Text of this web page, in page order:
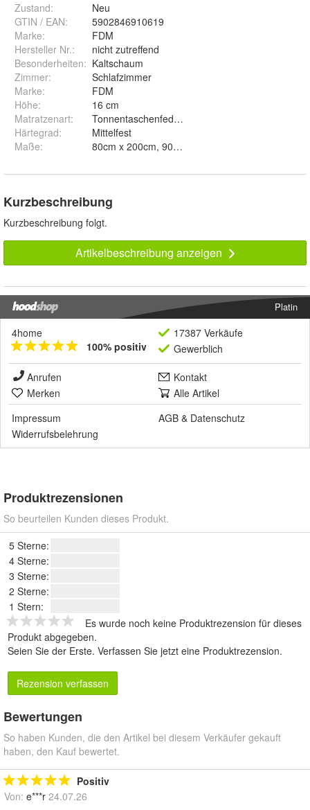
Zustand:
Neu
GTIN / EAN:
5902846910619
Marke:
FDM
Hersteller Nr.:
nicht zutreffend
Besonderheiten: Kaltschaum
Zimmer:
Schlafzimmer
Marke:
FDM
Höhe:
16 cm
Matratzenart:
Tonnentaschenfederkern
Härtegrad:
Mittelfest
Maße:
Kurzbeschreibung
Kurzbeschreibung folgt.
Artikelbeschreibung anzeigen
Platin
4home
100% positiv
17387 Verkäufe
Gewerblich
Anrufen
Kontakt
Merken
Alle Artikel
Impressum
AGB & Datenschutz
Widerrufsbelehrung
Produktrezensionen
So beurteilen Kunden dieses Produkt.
5 Sterne:
4 Sterne:
3 Sterne:
2 Sterne:
1 Stern:
Es wurde noch keine Produktrezension für dieses
Produkt abgegeben.
Seien Sie der Erste. Verfassen Sie jetzt eine Produktrezension.
Rezension verfassen
Bewertungen
So haben Kunden, die den Artikel bei diesem Verkäufer gekauft
haben, den Kauf bewertet.
Positiv
Von: e***r 24.07.26